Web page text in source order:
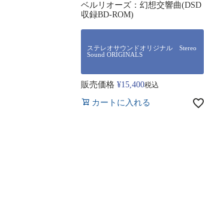
ベルリオーズ：幻想交響曲(DSD
収録BD-ROM)
ステレオサウンドオリジナル Stereo
Sound ORIGINALS
販売価格 ¥15,400税込
カートに入れる